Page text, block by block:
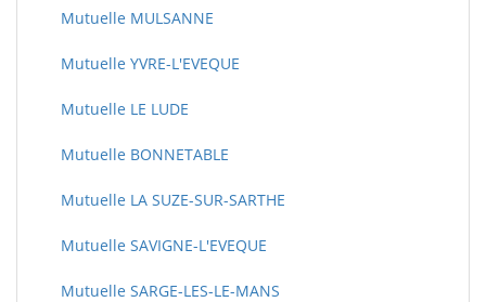
Mutuelle MULSANNE
Mutuelle YVRE-L'EVEQUE
Mutuelle LE LUDE
Mutuelle BONNETABLE
Mutuelle LA SUZE-SUR-SARTHE
Mutuelle SAVIGNE-L'EVEQUE
Mutuelle SARGE-LES-LE-MANS